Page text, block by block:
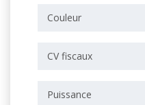
Couleur
CV fiscaux
Puissance